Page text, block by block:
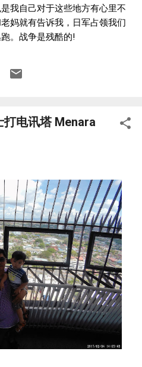
我自己对于这些地方有心里不
妈就有告诉我，日军占领我们
。战争是残酷的!
电讯塔 Menara